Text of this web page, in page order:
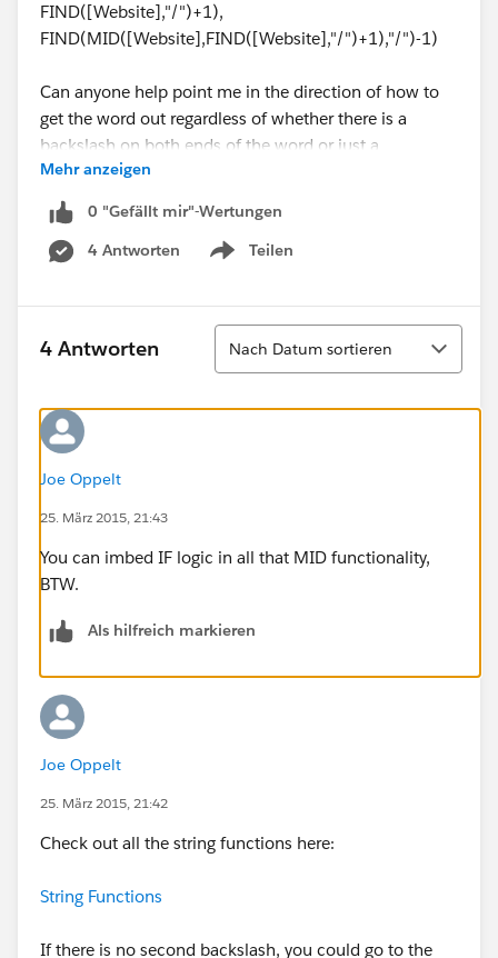
FIND([Website],"/")+1),
FIND(MID([Website],FIND([Website],"/")+1),"/")-1)
Can anyone help point me in the direction of how to
get the word out regardless of whether there is a
backslash on both ends of the word or just a
backslash at the front?
Mehr anzeigen
0 "Gefällt mir"-Wertungen
4 Antworten
Teilen
Show menu
4 Antworten
Sortieren
Nach Datum sortieren
Joe Oppelt
25. März 2015, 21:43
You can imbed IF logic in all that MID functionality,
BTW.
Als hilfreich markieren
Joe Oppelt
25. März 2015, 21:42
Check out all the string functions here:
String Functions
If there is no second backslash, you could go to the